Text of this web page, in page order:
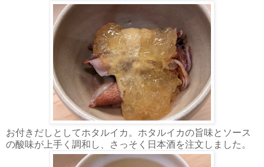
お付きだしとしてホタルイカ。ホタルイカの旨味とソース
の酸味が上手く調和し、さっそく日本酒を注文しました。